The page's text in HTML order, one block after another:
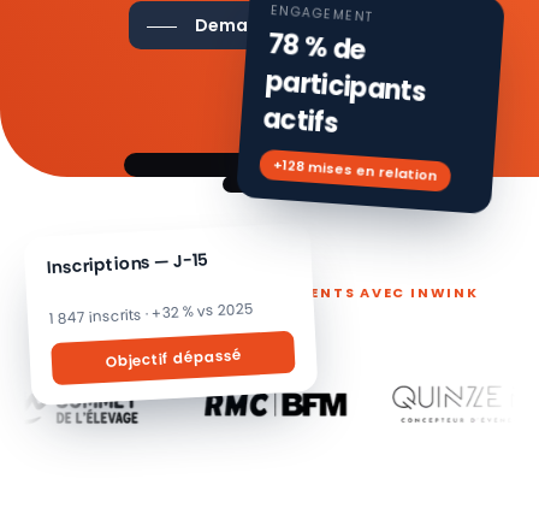
Demander une démo
Inscriptions — J-15
1 847 inscrits · +32 % vs 2025
Objectif dépassé
ENGAGEMENT
78 % de
participants
actifs
+128 mises en relation
ILS PILOTENT LEURS ÉVÉNEMENTS AVEC INWINK